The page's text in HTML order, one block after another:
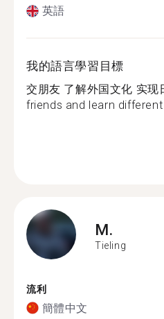
英語
我的語言學習目標
交朋友 了解外国文化 实现
friends and learn
M.
Tieling
流利
簡體中文